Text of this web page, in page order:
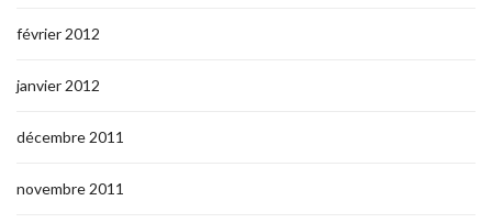
février 2012
janvier 2012
décembre 2011
novembre 2011